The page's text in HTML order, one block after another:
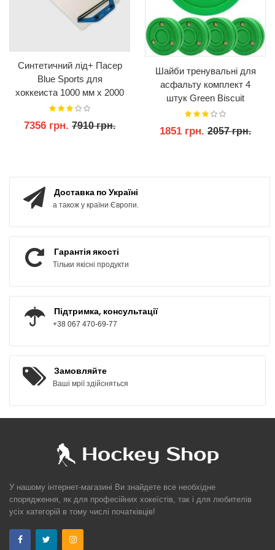
Синтетичний лід+ Пасер
Blue Sports для
хоккеиста 1000 мм x 2000
мм x 3 мм
7356 грн. 7910 грн.
Шайби тренувальні для
асфальту комплект 4
штук Green Biscuit
Original
1851 грн. 2057 грн.
Доставка по Україні
а також у країни Європи.
Гарантія якості
Тільки якісні продукти
Підтримка, консультації
+38 067 470-69-77
Замовляйте
Ваші мрії здійсняться
У нашому інтернет-магазині Ви знайдете все необхідне
спорядження, як для професійних хокеїстів, так і для любителів
усіх категорій в тому числі початківців!